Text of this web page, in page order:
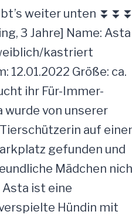
weiter unten
3 Jahre] Name: Asta
kastriert
12.01.2022 Größe: ca.
ihr Für-Immer-
wurde von unserer
auf
gefunden und
Mädchen
ist eine
Hündin mit